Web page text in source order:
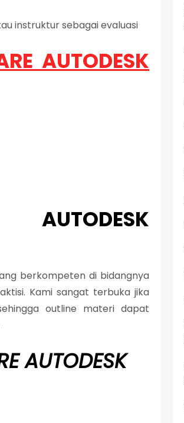
instruktur sebagai evaluasi
AUTODESK
AUTODESK
berkompeten di bidangnya
Kami sangat terbuka jika
outline materi dapat
AUTODESK